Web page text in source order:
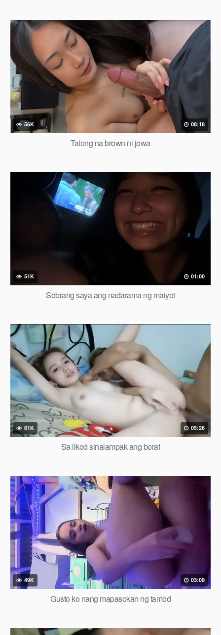
56K 08:18
Talong na brown ni jowa
51K 01:00
Sobrang saya ang nadarama ng maiyot
61K 05:26
Sa likod sinalampak ang borat
49K 03:09
Gusto ko nang mapasokan ng tamod